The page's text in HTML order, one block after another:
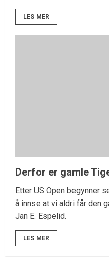
LES MER
Derfor er gamle
Etter US Open begynner
å innse at vi aldri får den
Jan E. Espelid.
LES MER